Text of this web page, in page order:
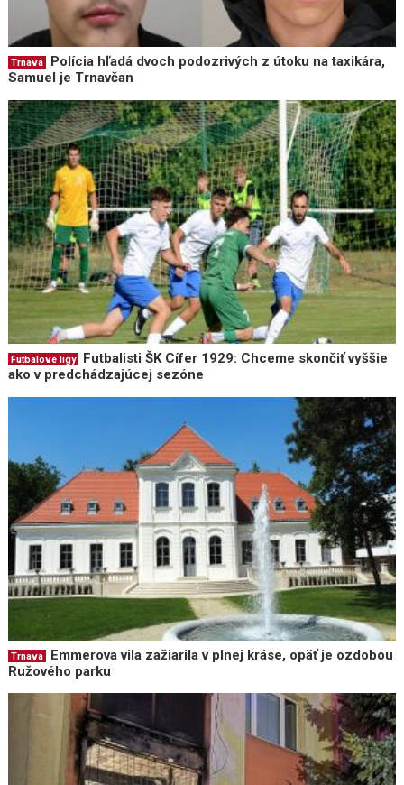
Trnava
Polícia hľadá dvoch podozrivých z útoku na taxikára,
Samuel je Trnavčan
Futbalové ligy
Futbalisti ŠK Cífer 1929: Chceme skončiť vyššie
ako v predchádzajúcej sezóne
Trnava
Emmerova vila zažiarila v plnej kráse, opäť je ozdobou
Ružového parku